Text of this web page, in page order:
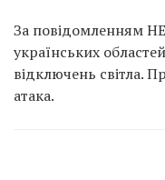
За повідомленням
українських
відключень світла.
атака.